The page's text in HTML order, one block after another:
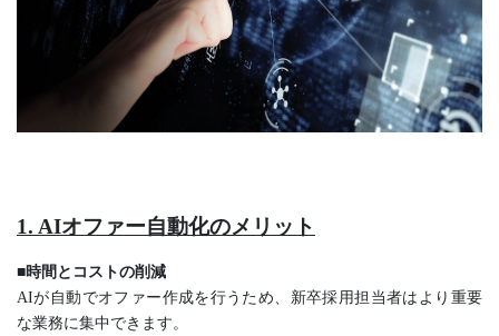
1. AIオファー自動化のメリット
■時間とコストの削減
AIが自動でオファー作成を行うため、新卒採用担当者はより重要
な業務に集中できます。